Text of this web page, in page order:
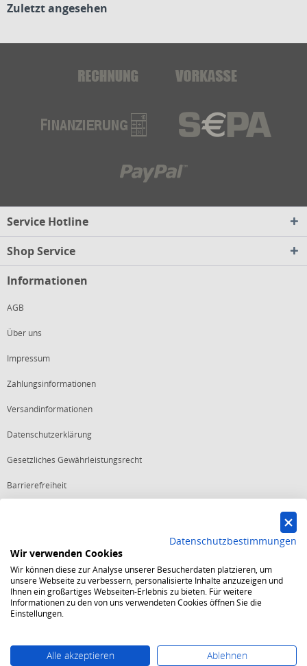
Zuletzt angesehen
Service Hotline
Shop Service
Informationen
AGB
Über uns
Impressum
Zahlungsinformationen
Versandinformationen
Datenschutzerklärung
Gesetzliches Gewährleistungsrecht
Barrierefreiheit
Starker Service
Shops mit dem Excellent Shop Award stehen seit mehr als 5,
10, 15 oder 20 Jahren für ein sicheres und angenehmes
Einkaufserlebnis.
Echte Verlässlichkeit
Jede Bestellung ist durch den Trusted Shops Käuferschutz
Datenschutzbestimmungen
Wir verwenden Cookies
Wir können diese zur Analyse unserer Besucherdaten platzieren, um
unsere Webseite zu verbessern, personalisierte Inhalte anzuzeigen und
Ihnen ein großartiges Webseiten-Erlebnis zu bieten. Für weitere
Informationen zu den von uns verwendeten Cookies öffnen Sie die
Einstellungen.
Alle akzeptieren Ablehnen